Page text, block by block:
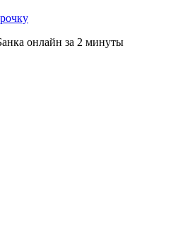
онлайн за 2 минуты